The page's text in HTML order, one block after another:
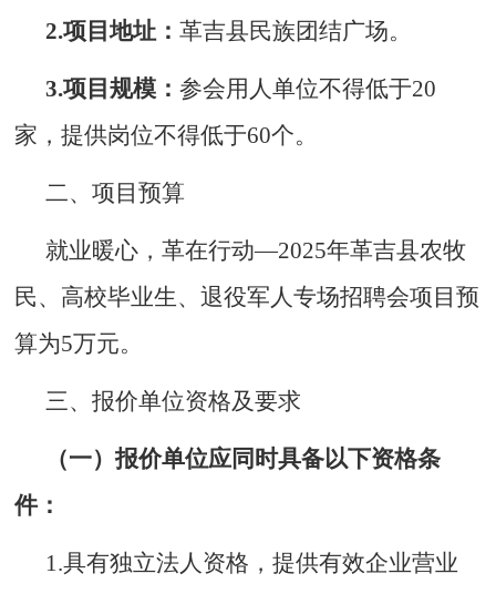
2.项目地址：革吉县民族团结广场。
3.项目规模：参会用人单位不得低于20
家 ，提供岗位不得低于60个。
二、项目预算
就业暖心，革在行动—2025年革吉县农牧
民、 高校毕业生、退役军人专场招聘会项目预
算为5万元。
三、报价单位资格及要求
（一）报价单位应同时具备以下资格条
件：
1.具有独立法人资格，提供有效企业营业